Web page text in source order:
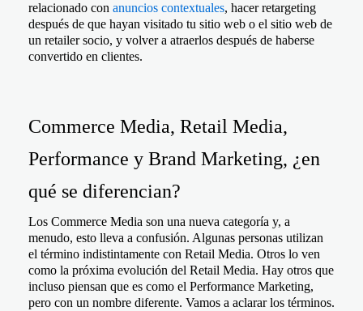
relacionado con anuncios contextuales, hacer retargeting
después de que hayan visitado tu sitio web o el sitio web de
un retailer socio, y volver a atraerlos después de haberse
convertido en clientes.
Commerce Media, Retail Media,
Performance y Brand Marketing, ¿en
qué se diferencian?
Los Commerce Media son una nueva categoría y, a
menudo, esto lleva a confusión. Algunas personas utilizan
el término indistintamente con Retail Media. Otros lo ven
como la próxima evolución del Retail Media. Hay otros que
incluso piensan que es como el Performance Marketing,
pero con un nombre diferente. Vamos a aclarar los términos.